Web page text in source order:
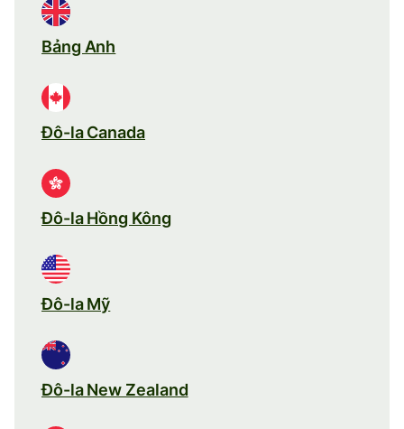
Bảng Anh
Đô-la Canada
Đô-la Hồng Kông
Đô-la Mỹ
Đô-la New Zealand